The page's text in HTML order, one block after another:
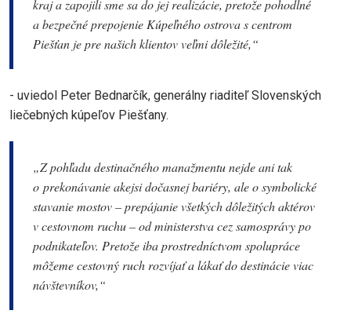
kraj a zapojili sme sa do jej realizácie, pretože pohodlné
a bezpečné prepojenie Kúpeľného ostrova s centrom
Piešťan je pre našich klientov veľmi dôležité,“
- uviedol Peter Bednarčík, generálny riaditeľ Slovenských
liečebných kúpeľov Piešťany.
„Z pohľadu destinačného manažmentu nejde ani tak
o prekonávanie akejsi dočasnej bariéry, ale o symbolické
stavanie mostov – prepájanie všetkých dôležitých aktérov
v cestovnom ruchu – od ministerstva cez samosprávy po
podnikateľov. Pretože iba prostredníctvom spolupráce
môžeme cestovný ruch rozvíjať a lákať do destinácie viac
návštevníkov,“